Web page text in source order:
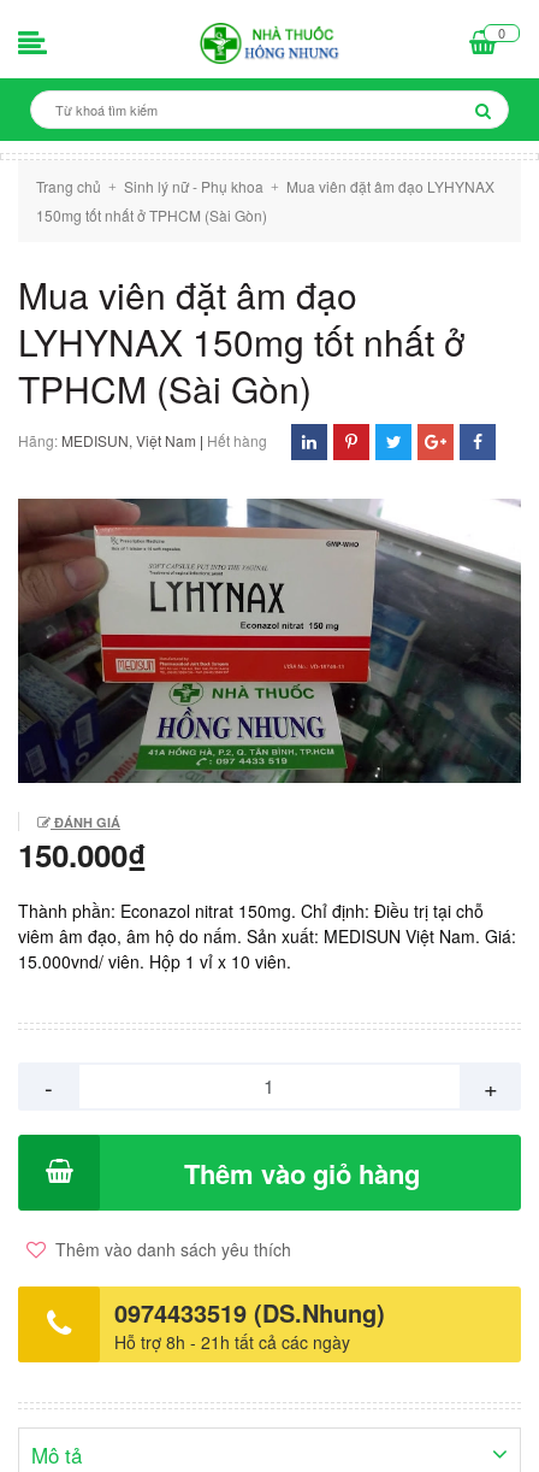
0
Trang chủ + Sinh lý nữ - Phụ khoa +
Mua viên đặt âm đạo LYHYNAX
150mg tốt nhất ở TPHCM (Sài Gòn)
Mua viên đặt âm đạo
LYHYNAX 150mg tốt nhất ở
TPHCM (Sài Gòn)
Hãng: MEDISUN, Việt Nam | Hết hàng
ĐÁNH GIÁ
150.000₫
Thành phần: Econazol nitrat 150mg. Chỉ định: Điều trị tại chỗ
viêm âm đạo, âm hộ do nấm. Sản xuất: MEDISUN Việt Nam. Giá:
15.000vnd/ viên. Hộp 1 vỉ x 10 viên.
- +
Thêm vào giỏ hàng
Thêm vào danh sách yêu thích
0974433519 (DS.Nhung)
Hỗ trợ 8h - 21h tất cả các ngày
Mô tả